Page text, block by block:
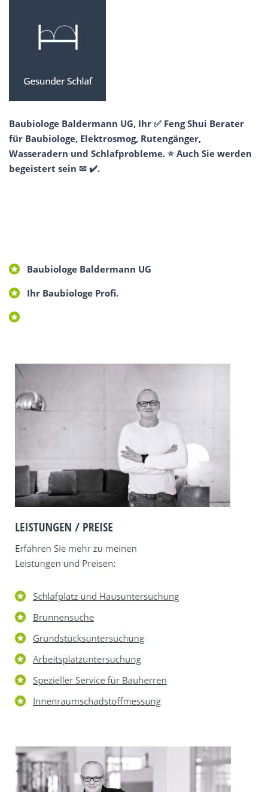
Baubiologe Baldermann UG, Ihr ✅ Feng Shui Berater
für Baubiologe, Elektrosmog, Rutengänger,
Wasseradern und Schlafprobleme. ⭐ Auch Sie werden
begeistert sein ✉ ✔️.
Baubiologe Baldermann UG
Ihr Baubiologe Profi.